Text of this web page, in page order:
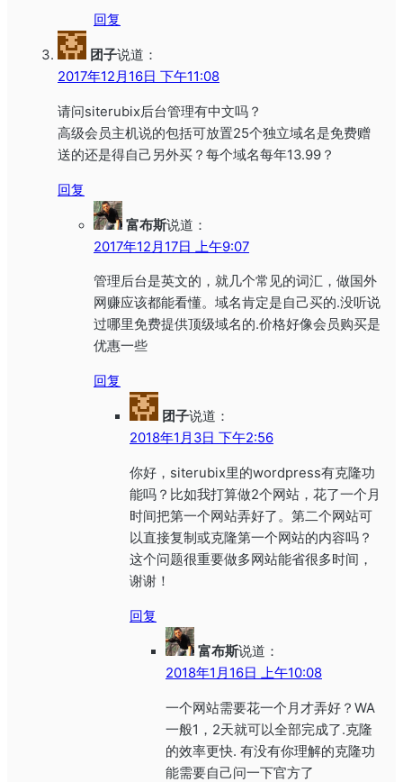
回复
团子说道：
2017年12月16日 下午11:08
请问siterubix后台管理有中文吗？
高级会员主机说的包括可放置25个独立域名是免费赠
送的还是得自己另外买？每个域名每年13.99？
回复
富布斯说道：
2017年12月17日 上午9:07
管理后台是英文的，就几个常见的词汇，做国外
网赚应该都能看懂。域名肯定是自己买的.没听说
过哪里免费提供顶级域名的.价格好像会员购买是
优惠一些
回复
团子说道：
2018年1月3日 下午2:56
你好，siterubix里的wordpress有克隆功
能吗？比如我打算做2个网站，花了一个月
时间把第一个网站弄好了。第二个网站可
以直接复制或克隆第一个网站的内容吗？
这个问题很重要做多网站能省很多时间，
谢谢！
回复
富布斯说道：
2018年1月16日 上午10:08
一个网站需要花一个月才弄好？WA
一般1，2天就可以全部完成了.克隆
的效率更快. 有没有你理解的克隆功
能需要自己问一下官方了